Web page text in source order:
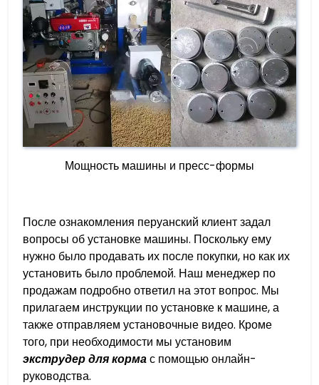
Мощность машины и пресс-формы
После ознакомления перуанский клиент задал
вопросы об установке машины. Поскольку ему
нужно было продавать их после покупки, но как их
установить было проблемой. Наш менеджер по
продажам подробно ответил на этот вопрос. Мы
прилагаем инструкции по установке к машине, а
также отправляем установочные видео. Кроме
того, при необходимости мы установим
экструдер для кормас помощью онлайн-
руководства.